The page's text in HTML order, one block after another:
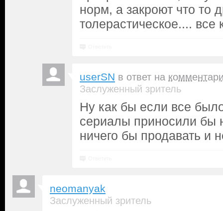
норм, а закроют что то
толерастическое.... все
userSN в ответ на
Заслуженный зритель
Ну как бы если все
сериалы приносили бы
ничего бы продавать и
neomanyak
Заслуженный зритель